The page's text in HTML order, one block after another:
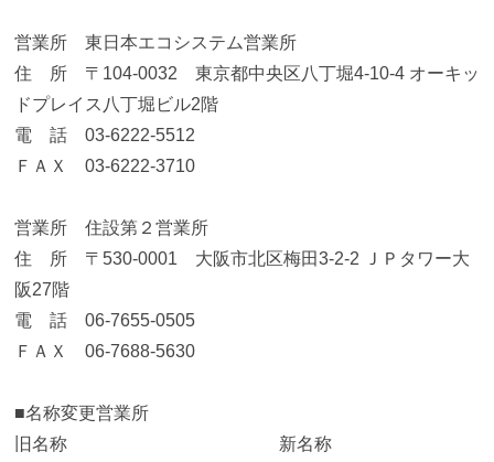
営業所 東日本エコシステム営業所
住 所 〒104-0032 東京都中央区八丁堀4-10-4 オーキッ
ドプレイス八丁堀ビル2階
電 話 03-6222-5512
ＦＡＸ 03-6222-3710
営業所 住設第２営業所
住 所 〒530-0001 大阪市北区梅田3-2-2 ＪＰタワー大
阪27階
電 話 06-7655-0505
ＦＡＸ 06-7688-5630
■名称変更営業所
旧名称 新名称